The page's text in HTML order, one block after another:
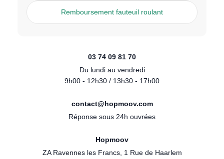
Remboursement fauteuil roulant
03 74 09 81 70
Du lundi au vendredi
9h00 - 12h30 / 13h30 - 17h00
contact@hopmoov.com
Réponse sous 24h ouvrées
Hopmoov
ZA Ravennes les Francs, 1 Rue de Haarlem